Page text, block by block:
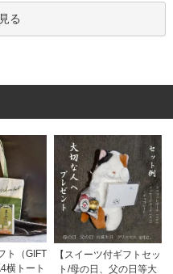
る
ト（GIFT
横トート
【スイーツ付ギフトセッ
ト/母の日、父の日等大